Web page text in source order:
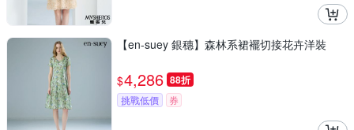
【en-suey 銀穗】森林系裙襬切接花卉洋裝
$4,286 88折
挑戰低價 券